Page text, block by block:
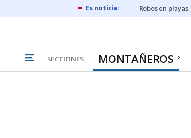
Robos en playas
SECCIONES MONTAÑEROS